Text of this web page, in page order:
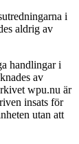
i
aldrig av
handlingar i
av
wpu.nu är
insats för
utan att